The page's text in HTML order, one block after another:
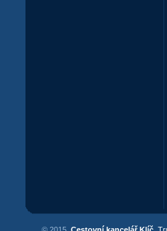
© 2015, Cestovní kancelář Klíč,